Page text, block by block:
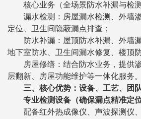
核心业务（全场景防水补漏与检测
漏水检测：房屋漏水检测、外墙
定位、卫生间隐蔽漏点排查；
防水补漏：屋顶防水补漏、外墙
地下室防水、卫生间漏水修复、楼顶
房屋修缮：结合防水业务，提供
层翻新、房屋功能维护等一体化服务。
三、核心优势：设备、工艺、团
专业检测设备（确保漏点精准定位
配备红外热成像仪、声波探测仪